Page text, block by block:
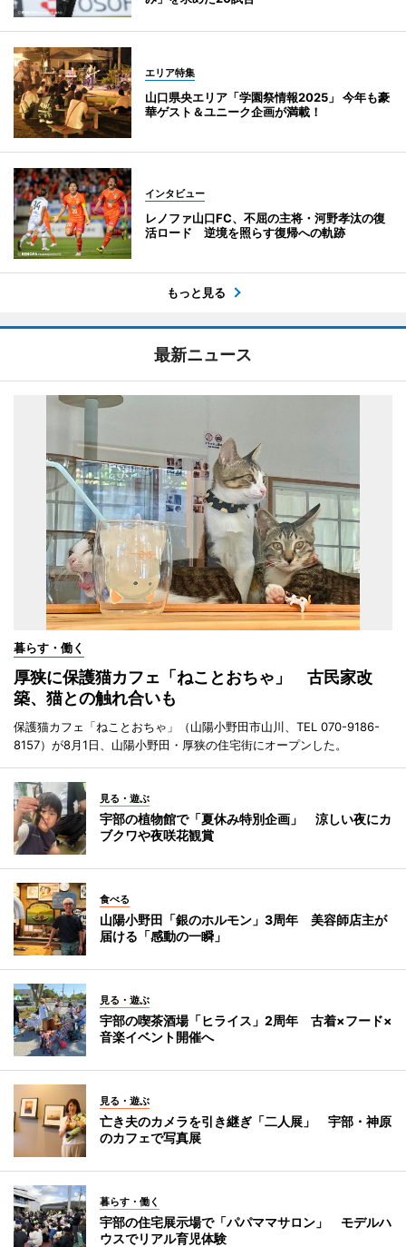
エリア特集
山口県央エリア「学園祭情報2025」 今年も豪
華ゲスト＆ユニーク企画が満載！
インタビュー
レノファ山口FC、不屈の主将・河野孝汰の復
活ロード 逆境を照らす復帰への軌跡
もっと見る
最新ニュース
暮らす・働く
厚狭に保護猫カフェ「ねことおちゃ」 古民家改
築、猫との触れ合いも
保護猫カフェ「ねことおちゃ」（山陽小野田市山川、TEL 070-9186-
8157）が8月1日、山陽小野田・厚狭の住宅街にオープンした。
見る・遊ぶ
宇部の植物館で「夏休み特別企画」 涼しい夜にカ
ブクワや夜咲花観賞
食べる
山陽小野田「銀のホルモン」3周年 美容師店主が
届ける「感動の一瞬」
見る・遊ぶ
宇部の喫茶酒場「ヒライス」2周年 古着×フード×
音楽イベント開催へ
見る・遊ぶ
亡き夫のカメラを引き継ぎ「二人展」 宇部・神原
のカフェで写真展
暮らす・働く
宇部の住宅展示場で「パパママサロン」 モデルハ
ウスでリアル育児体験